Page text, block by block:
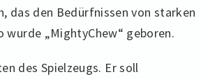
das den Bedürfnissen von starken
„MightyChew“ geboren.
des Spielzeugs. Er soll